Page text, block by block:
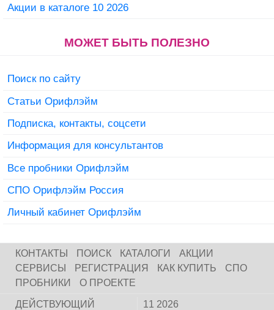
Акции в каталоге 10 2026
МОЖЕТ БЫТЬ ПОЛЕЗНО
Поиск по сайту
Статьи Орифлэйм
Подписка, контакты, соцсети
Информация для консультантов
Все пробники Орифлэйм
СПО Орифлэйм Россия
Личный кабинет Орифлэйм
КОНТАКТЫ ПОИСК КАТАЛОГИ
АКЦИИ
СЕРВИСЫ
РЕГИСТРАЦИЯ КАК КУПИТЬ
СПО
ПРОБНИКИ
О ПРОЕКТЕ
ДЕЙСТВУЮЩИЙ
11 2026